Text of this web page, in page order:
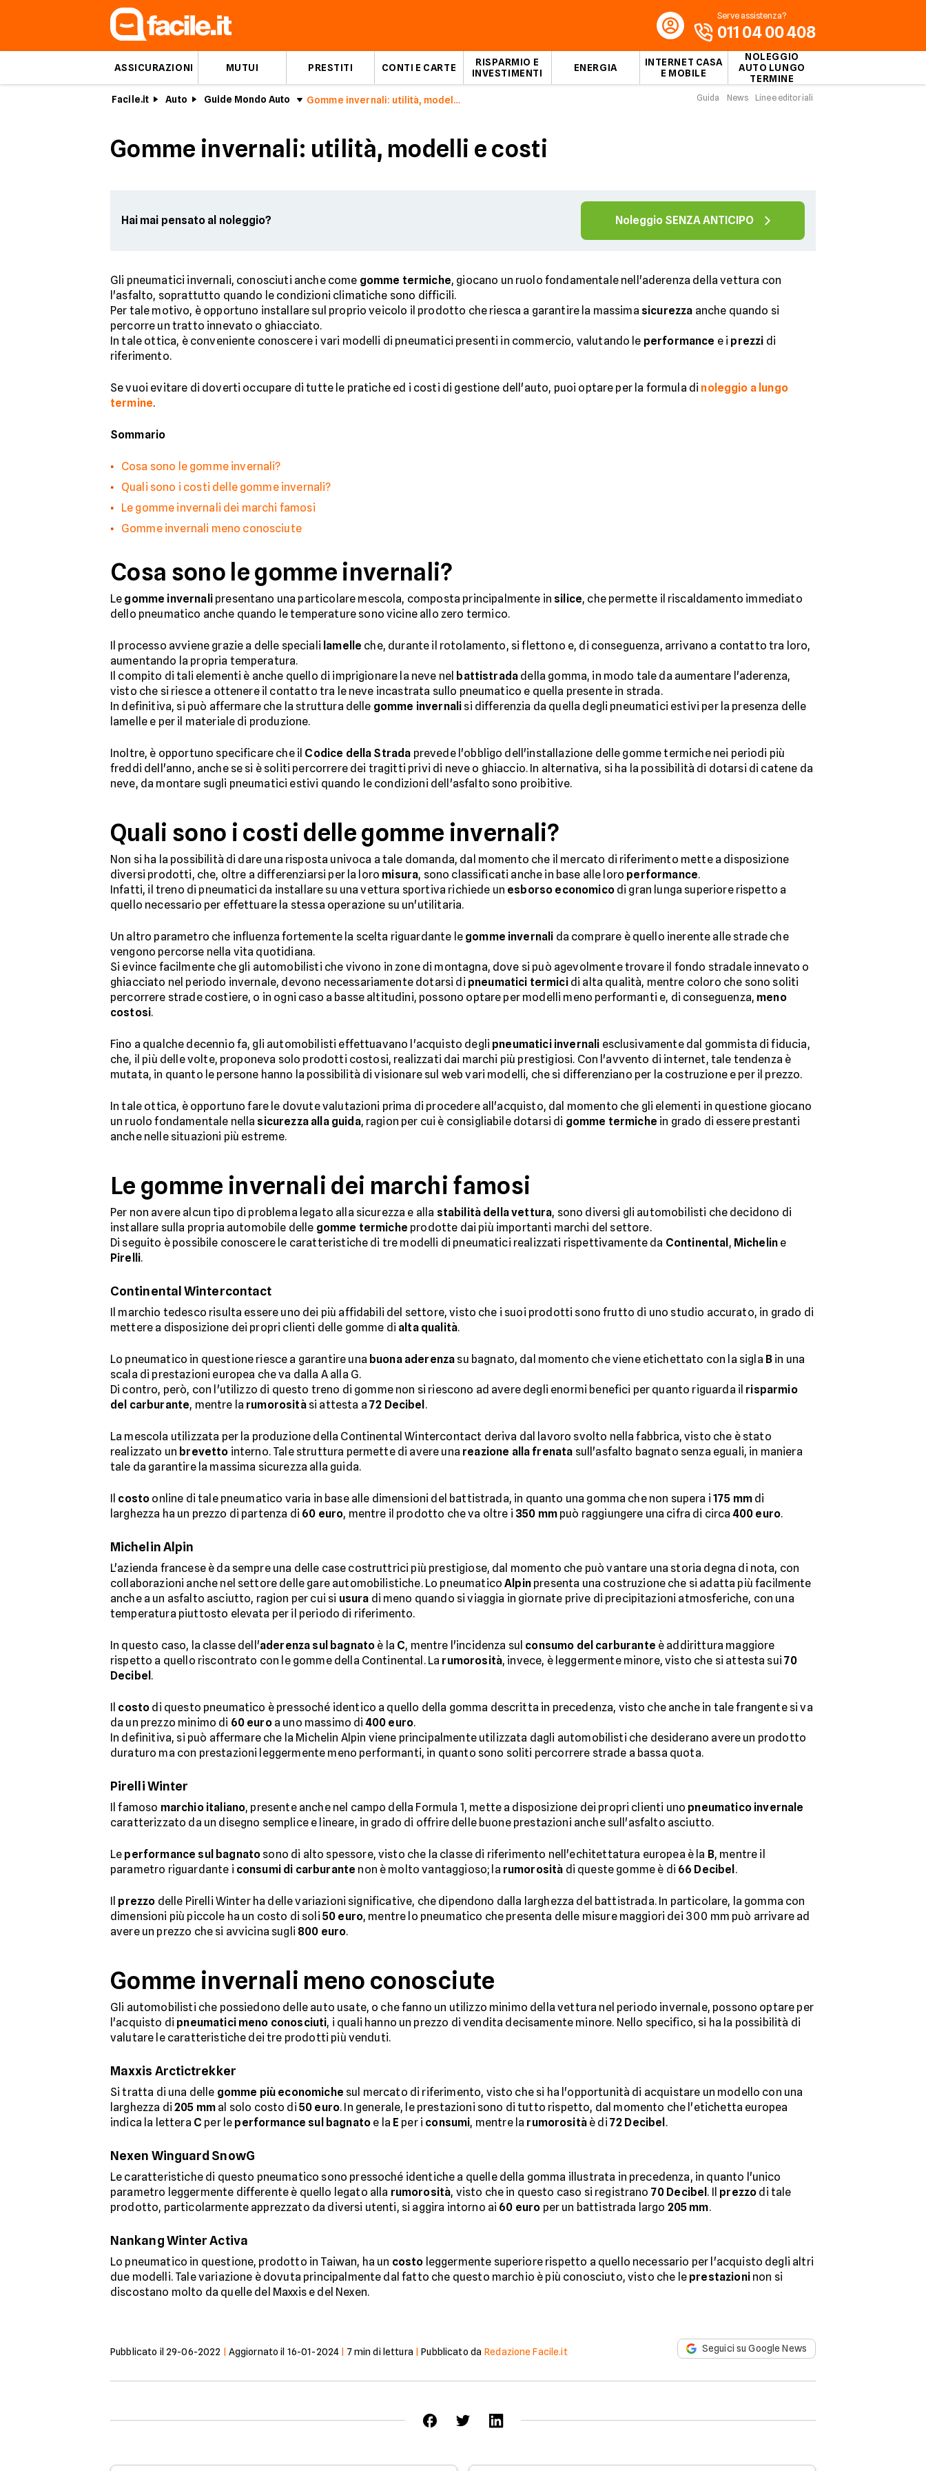
ASSICURAZIONI MUTUI PRESTITI CONTI E CARTE
RISPARMIO E
INVESTIMENTI
ENERGIA
INTERNET CASA
E MOBILE
NOLEGGIO
AUTO LUNGO
TERMINE
Serve assistenza?
011 04 00 408
Facile.it Auto Guide Mondo Auto Gomme invernali: utilità, modelli e costi Guida News Linee editoriali
Gomme invernali: utilità, modelli e costi
Hai mai pensato al noleggio? Noleggio SENZA ANTICIPO
Gli pneumatici invernali, conosciuti anche come gomme termiche, giocano un ruolo fondamentale nell'aderenza della vettura con
l'asfalto, soprattutto quando le condizioni climatiche sono difficili.
Per tale motivo, è opportuno installare sul proprio veicolo il prodotto che riesca a garantire la massima sicurezza anche quando si
percorre un tratto innevato o ghiacciato.
In tale ottica, è conveniente conoscere i vari modelli di pneumatici presenti in commercio, valutando le performance e i prezzi di
riferimento.
Se vuoi evitare di doverti occupare di tutte le pratiche ed i costi di gestione dell'auto, puoi optare per la formula di noleggio a lungo
termine.
Sommario
Cosa sono le gomme invernali?
Quali sono i costi delle gomme invernali?
Le gomme invernali dei marchi famosi
Gomme invernali meno conosciute
Cosa sono le gomme invernali?
Le gomme invernalipresentano una particolare mescola, composta principalmente in silice, che permette il riscaldamento immediato
dello pneumatico anche quando le temperature sono vicine allo zero termico.
Il processo avviene grazie a delle speciali lamelle che, durante il rotolamento, si flettono e, di conseguenza, arrivano a contatto tra loro,
aumentando la propria temperatura.
Il compito di tali elementi è anche quello di imprigionare la neve nel battistrada della gomma, in modo tale da aumentare l'aderenza,
visto che si riesce a ottenere il contatto tra le neve incastrata sullo pneumatico e quella presente in strada.
In definitiva, si può affermare che la struttura delle gomme invernali si differenzia da quella degli pneumatici estivi per la presenza delle
lamelle e per il materiale di produzione.
Inoltre, è opportuno specificare che il Codice della Strada prevede l'obbligo dell'installazione delle gomme termiche nei periodi più
freddi dell'anno, anche se si è soliti percorrere dei tragitti privi di neve o ghiaccio. In alternativa, si ha la possibilità di dotarsi di catene da
neve, da montare sugli pneumatici estivi quando le condizioni dell'asfalto sono proibitive.
Quali sono i costi delle gomme invernali?
Non si ha la possibilità di dare una risposta univoca a tale domanda, dal momento che il mercato di riferimento mette a disposizione
diversi prodotti, che, oltre a differenziarsi per la loro misura, sono classificati anche in base alle loro performance.
Infatti, il treno di pneumatici da installare su una vettura sportiva richiede un esborso economicodi gran lunga superiore rispetto a
quello necessario per effettuare la stessa operazione su un'utilitaria.
Un altro parametro che influenza fortemente la scelta riguardante le gomme invernali da comprare è quello inerente alle strade che
vengono percorse nella vita quotidiana.
Si evince facilmente che gli automobilisti che vivono in zone di montagna, dove si può agevolmente trovare il fondo stradale innevato o
ghiacciato nel periodo invernale, devono necessariamente dotarsi di pneumatici termicidi alta qualità, mentre coloro che sono soliti
percorrere strade costiere, o in ogni caso a basse altitudini, possono optare per modelli meno performanti e, di conseguenza, meno
costosi.
Fino a qualche decennio fa, gli automobilisti effettuavano l'acquisto degli pneumatici invernali esclusivamente dal gommista di fiducia,
che, il più delle volte, proponeva solo prodotti costosi, realizzati dai marchi più prestigiosi. Con l'avvento di internet, tale tendenza è
mutata, in quanto le persone hanno la possibilità di visionare sul web vari modelli, che si differenziano per la costruzione e per il prezzo.
In tale ottica, è opportuno fare le dovute valutazioni prima di procedere all'acquisto, dal momento che gli elementi in questione giocano
un ruolo fondamentale nella sicurezza alla guida, ragion per cui è consigliabile dotarsi di gomme termiche in grado di essere prestanti
anche nelle situazioni più estreme.
Le gomme invernali dei marchi famosi
Per non avere alcun tipo di problema legato alla sicurezza e alla stabilità della vettura, sono diversi gli automobilisti che decidono di
installare sulla propria automobile delle gomme termiche prodotte dai più importanti marchi del settore.
Di seguito è possibile conoscere le caratteristiche di tre modelli di pneumatici realizzati rispettivamente da Continental , Michelin e
Pirelli.
Continental Wintercontact
Il marchio tedesco risulta essere uno dei più affidabili del settore, visto che i suoi prodotti sono frutto di uno studio accurato, in grado di
mettere a disposizione dei propri clienti delle gomme di alta qualità.
Lo pneumatico in questione riesce a garantire una buona aderenza su bagnato, dal momento che viene etichettato con la sigla B in una
scala di prestazioni europea che va dalla A alla G.
Di contro, però, con l'utilizzo di questo treno di gomme non si riescono ad avere degli enormi benefici per quanto riguarda il risparmio
del carburante, mentre la rumorositàsi attesta a72 Decibel .
La mescola utilizzata per la produzione della Continental Wintercontact deriva dal lavoro svolto nella fabbrica, visto che è stato
realizzato un brevetto interno. Tale struttura permette di avere una reazione alla frenata sull'asfalto bagnato senza eguali, in maniera
tale da garantire la massima sicurezza alla guida.
Il costo online di tale pneumatico varia in base alle dimensioni del battistrada, in quanto una gomma che non supera i175 mm di
larghezza ha un prezzo di partenza di 60 euro, mentre il prodotto che va oltre i 350 mmpuò raggiungere una cifra di circa400 euro.
Michelin Alpin
L'azienda francese è da sempre una delle case costruttrici più prestigiose, dal momento che può vantare una storia degna di nota, con
collaborazioni anche nel settore delle gare automobilistiche. Lo pneumaticoAlpinpresenta una costruzione che si adatta più facilmente
anche a un asfalto asciutto, ragion per cui si usura di meno quando si viaggia in giornate prive di precipitazioni atmosferiche, con una
temperatura piuttosto elevata per il periodo di riferimento.
In questo caso, la classe dell'aderenza sul bagnato è la C, mentre l'incidenza sul consumo del carburante è addirittura maggiore
rispetto a quello riscontrato con le gomme della Continental. La rumorosità, invece, è leggermente minore, visto che si attesta sui70
Decibel .
Il costo di questo pneumatico è pressoché identico a quello della gomma descritta in precedenza, visto che anche in tale frangente si va
da un prezzo minimo di 60 euroa uno massimo di400 euro.
In definitiva, si può affermare che la Michelin Alpin viene principalmente utilizzata dagli automobilisti che desiderano avere un prodotto
duraturo ma con prestazioni leggermente meno performanti, in quanto sono soliti percorrere strade a bassa quota.
Pirelli Winter
Il famoso marchio italiano, presente anche nel campo della Formula 1, mette a disposizione dei propri clienti uno pneumatico invernale
caratterizzato da un disegno semplice e lineare, in grado di offrire delle buone prestazioni anche sull'asfalto asciutto.
Le performance sul bagnato sono di alto spessore, visto che la classe di riferimento nell'echitettatura europea è la B, mentre il
parametro riguardante i consumi di carburante non è molto vantaggioso; la rumorosità di queste gomme è di 66 Decibel .
Il prezzo delle Pirelli Winter ha delle variazioni significative, che dipendono dalla larghezza del battistrada. In particolare, la gomma con
dimensioni più piccole ha un costo di soli 50 euro, mentre lo pneumatico che presenta delle misure maggiori dei 300 mm può arrivare ad
avere un prezzo che si avvicina sugli 800 euro.
Gomme invernali meno conosciute
Gli automobilisti che possiedono delle auto usate, o che fanno un utilizzo minimo della vettura nel periodo invernale, possono optare per
l'acquisto di pneumatici meno conosciuti, i quali hanno un prezzo di vendita decisamente minore. Nello specifico, si ha la possibilità di
valutare le caratteristiche dei tre prodotti più venduti.
Maxxis Arctictrekker
Si tratta di una delle gomme più economiche sul mercato di riferimento, visto che si ha l'opportunità di acquistare un modello con una
larghezza di205 mm al solo costo di 50 euro. In generale, le prestazioni sono di tutto rispetto, dal momento che l'etichetta europea
indica la lettera C per le performance sul bagnato e la E per i consumi, mentre la rumorositàè di 72 Decibel .
Nexen Winguard SnowG
Le caratteristiche di questo pneumatico sono pressoché identiche a quelle della gomma illustrata in precedenza, in quanto l'unico
parametro leggermente differente è quello legato alla rumorosità, visto che in questo caso si registrano 70 Decibel . Il prezzo di tale
prodotto, particolarmente apprezzato da diversi utenti, si aggira intorno ai 60 euro per un battistrada largo 205 mm.
Nankang Winter Activa
Lo pneumatico in questione, prodotto in Taiwan, ha un costo leggermente superiore rispetto a quello necessario per l'acquisto degli altri
due modelli. Tale variazione è dovuta principalmente dal fatto che questo marchio è più conosciuto, visto che le prestazioninon si
discostano molto da quelle del Maxxis e del Nexen.
Pubblicato il 29-06-2022 Aggiornato il 16-01-2024 7min di lettura |Pubblicato da Redazione Facile.it Seguici su Google News